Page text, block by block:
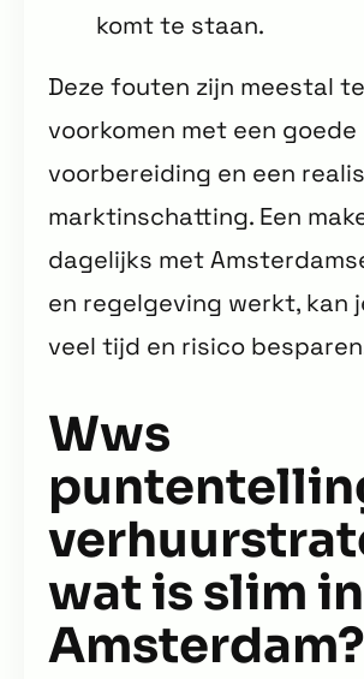
komt te staan.
Deze fouten zijn meestal te
voorkomen met een goede
voorbereiding en een
marktinschatting. Een
dagelijks met
en regelgeving werkt, kan
veel tijd en risico
Wws
wat is slim in
Amsterdam?